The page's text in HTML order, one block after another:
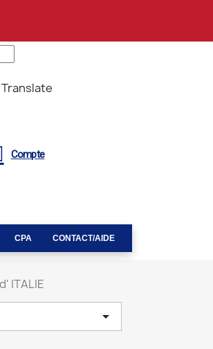
Translate
Compte
CPA CONTACT/AIDE
ITALIE
